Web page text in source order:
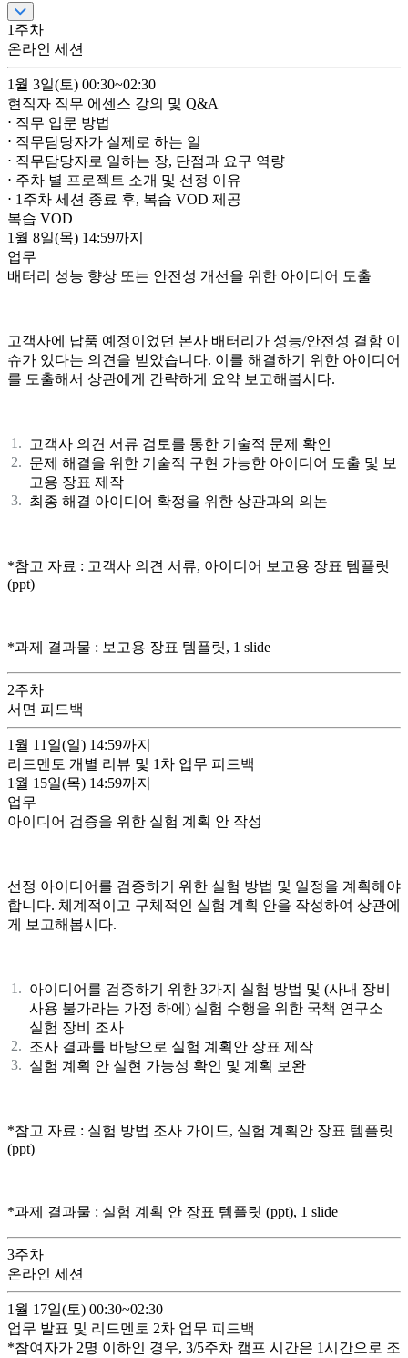
1 주차
온라인 세션
1월 3일(토) 00:30~02:30
현직자 직무 에센스 강의 및 Q&A
⋅ 직무 입문 방법
⋅ 직무담당자가 실제로 하는 일
⋅ 직무담당자로 일하는 장, 단점과 요구 역량
⋅ 주차 별 프로젝트 소개 및 선정 이유
⋅ 1주차 세션 종료 후, 복습 VOD 제공
복습 VOD
1월 8일(목) 14:59까지
업무
배터리 성능 향상 또는 안전성 개선을 위한 아이디어 도출
고객사에 납품 예정이었던 본사 배터리가 성능/안전성 결함 이
슈가 있다는 의견을 받았습니다. 이를 해결하기 위한 아이디어
를 도출해서 상관에게 간략하게 요약 보고해봅시다.
고객사 의견 서류 검토를 통한 기술적 문제 확인
문제 해결을 위한 기술적 구현 가능한 아이디어 도출 및 보
고용 장표 제작
최종 해결 아이디어 확정을 위한 상관과의 의논
*참고 자료 : 고객사 의견 서류, 아이디어 보고용 장표 템플릿
(ppt)
*과제 결과물 : 보고용 장표 템플릿, 1 slide
2주차
서면 피드백
1월 11일(일) 14:59까지
리드멘토 개별 리뷰 및 1차 업무 피드백
1월 15일(목) 14:59까지
업무
아이디어 검증을 위한 실험 계획 안 작성
선정 아이디어를 검증하기 위한 실험 방법 및 일정을 계획해야
합니다. 체계적이고 구체적인 실험 계획 안을 작성하여 상관에
게 보고해봅시다.
아이디어를 검증하기 위한 3가지 실험 방법 및 (사내 장비
사용 불가라는 가정 하에) 실험 수행을 위한 국책 연구소
실험 장비 조사
조사 결과를 바탕으로 실험 계획안 장표 제작
실험 계획 안 실현 가능성 확인 및 계획 보완
*참고 자료 : 실험 방법 조사 가이드, 실험 계획안 장표 템플릿
(ppt)
*과제 결과물 : 실험 계획 안 장표 템플릿 (ppt), 1 slide
3주차
온라인 세션
1월 17일(토) 00:30~02:30
업무 발표 및 리드멘토 2차 업무 피드백
*참여자가 2명 이하인 경우, 3/5주차 캠프 시간은 1시간으로 조